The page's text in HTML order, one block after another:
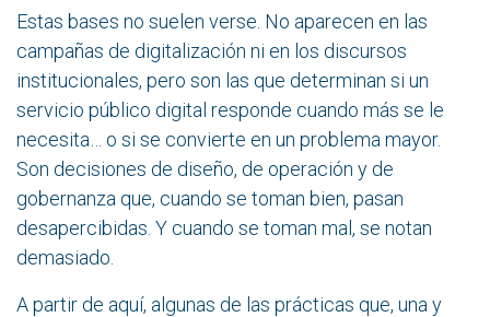
Estas bases no suelen verse. No aparecen en las
campañas de digitalización ni en los discursos
institucionales, pero son las que determinan si un
servicio público digital responde cuando más se le
necesita… o si se convierte en un problema mayor.
Son decisiones de diseño, de operación y de
gobernanza que, cuando se toman bien, pasan
desapercibidas. Y cuando se toman mal, se notan
demasiado.
A partir de aquí, algunas de las prácticas que, una y